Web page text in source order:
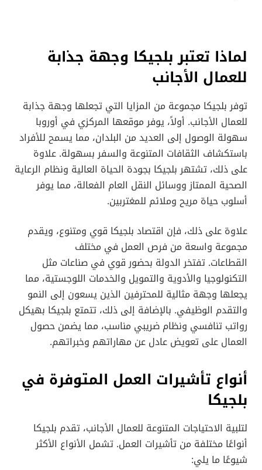
لماذا تعتبر بلجيكا وجهة جذابة
للعمال الأجانب
توفر بلجيكا مجموعة من المزايا التي تجعلها وجهة جذابة
للعمال الأجانب. أولاً، يوفر موقعها المركزي في أوروبا
سهولة الوصول إلى العديد من البلدان، مما يسمح للأفراد
باستكشاف الثقافات المتنوعة والسفر بسهولة. علاوة
على ذلك، تشتهر بلجيكا بجودة الحياة العالية ونظام الرعاية
الصحية الممتاز ووسائل النقل العام الفعالة، مما يوفر
أسلوب حياة مريح وملائم للمغتربين.
علاوة على ذلك، فإن اقتصاد بلجيكا قوي ومتنوع، ويقدم
مجموعة واسعة من فرص العمل في مختلف
القطاعات. تفتخر الدولة بحضور قوي في صناعات مثل
التكنولوجيا والأدوية والتمويل والخدمات اللوجستية، مما
يجعلها وجهة مثالية للمحترفين الذين يسعون إلى النمو
والتقدم الوظيفي. بالإضافة إلى ذلك، تتمتع بلجيكا بهيكل
رواتب تنافسي ونظام ضريبي مناسب، مما يضمن حصول
العمال على تعويض عادل عن مهاراتهم وخبراتهم.
أنواع تأشيرات العمل المتوفرة في
بلجيكا
لتلبية الاحتياجات المتنوعة للعمال الأجانب، تقدم بلجيكا
أنواعًا مختلفة من تأشيرات العمل. تشمل الأنواع الأكثر
شيوعًا ما يلي: